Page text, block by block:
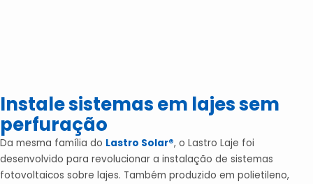
Instale sistemas em lajes sem
perfuração
Da mesma família do Lastro Solar®, o Lastro Laje foi
desenvolvido para revolucionar a instalação de sistemas
fotovoltaicos sobre lajes. Também produzido em polietileno,